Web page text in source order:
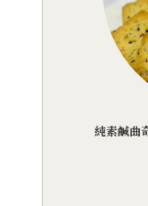
純素鹹曲